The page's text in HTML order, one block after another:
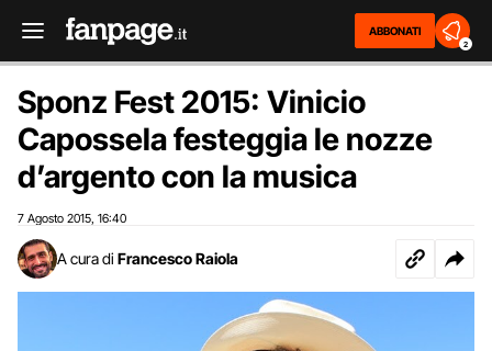
ABBONATI
2
Sponz Fest 2015: Vinicio
Capossela festeggia le nozze
d’argento con la musica
7 Agosto 2015 16:40
A cura di Francesco Raiola